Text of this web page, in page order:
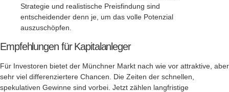
Strategie und realistische Preisfindung sind
entscheidender denn je, um das volle Potenzial
auszuschöpfen.
Empfehlungen für Kapitalanleger
Für Investoren bietet der Münchner Markt nach wie vor attraktive, aber
sehr viel differenziertere Chancen. Die Zeiten der schnellen,
spekulativen Gewinne sind vorbei. Jetzt zählen langfristige